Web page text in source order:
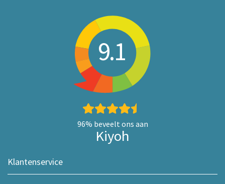
9.1
96% beveelt ons aan
Kiyoh
Klantenservice